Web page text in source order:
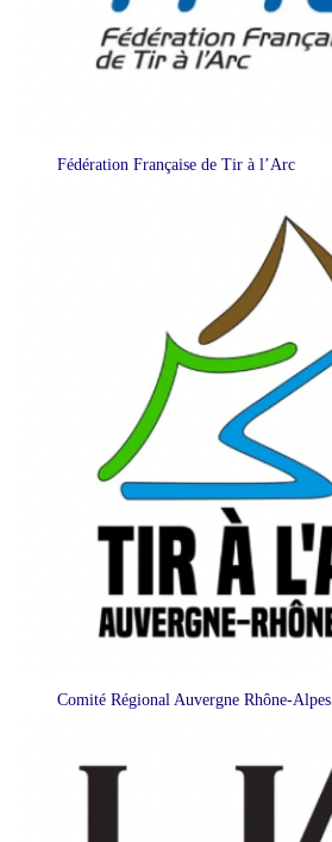
Fédération Française de Tir à l’Arc
Comité Régional Auvergne Rhône-Alpes